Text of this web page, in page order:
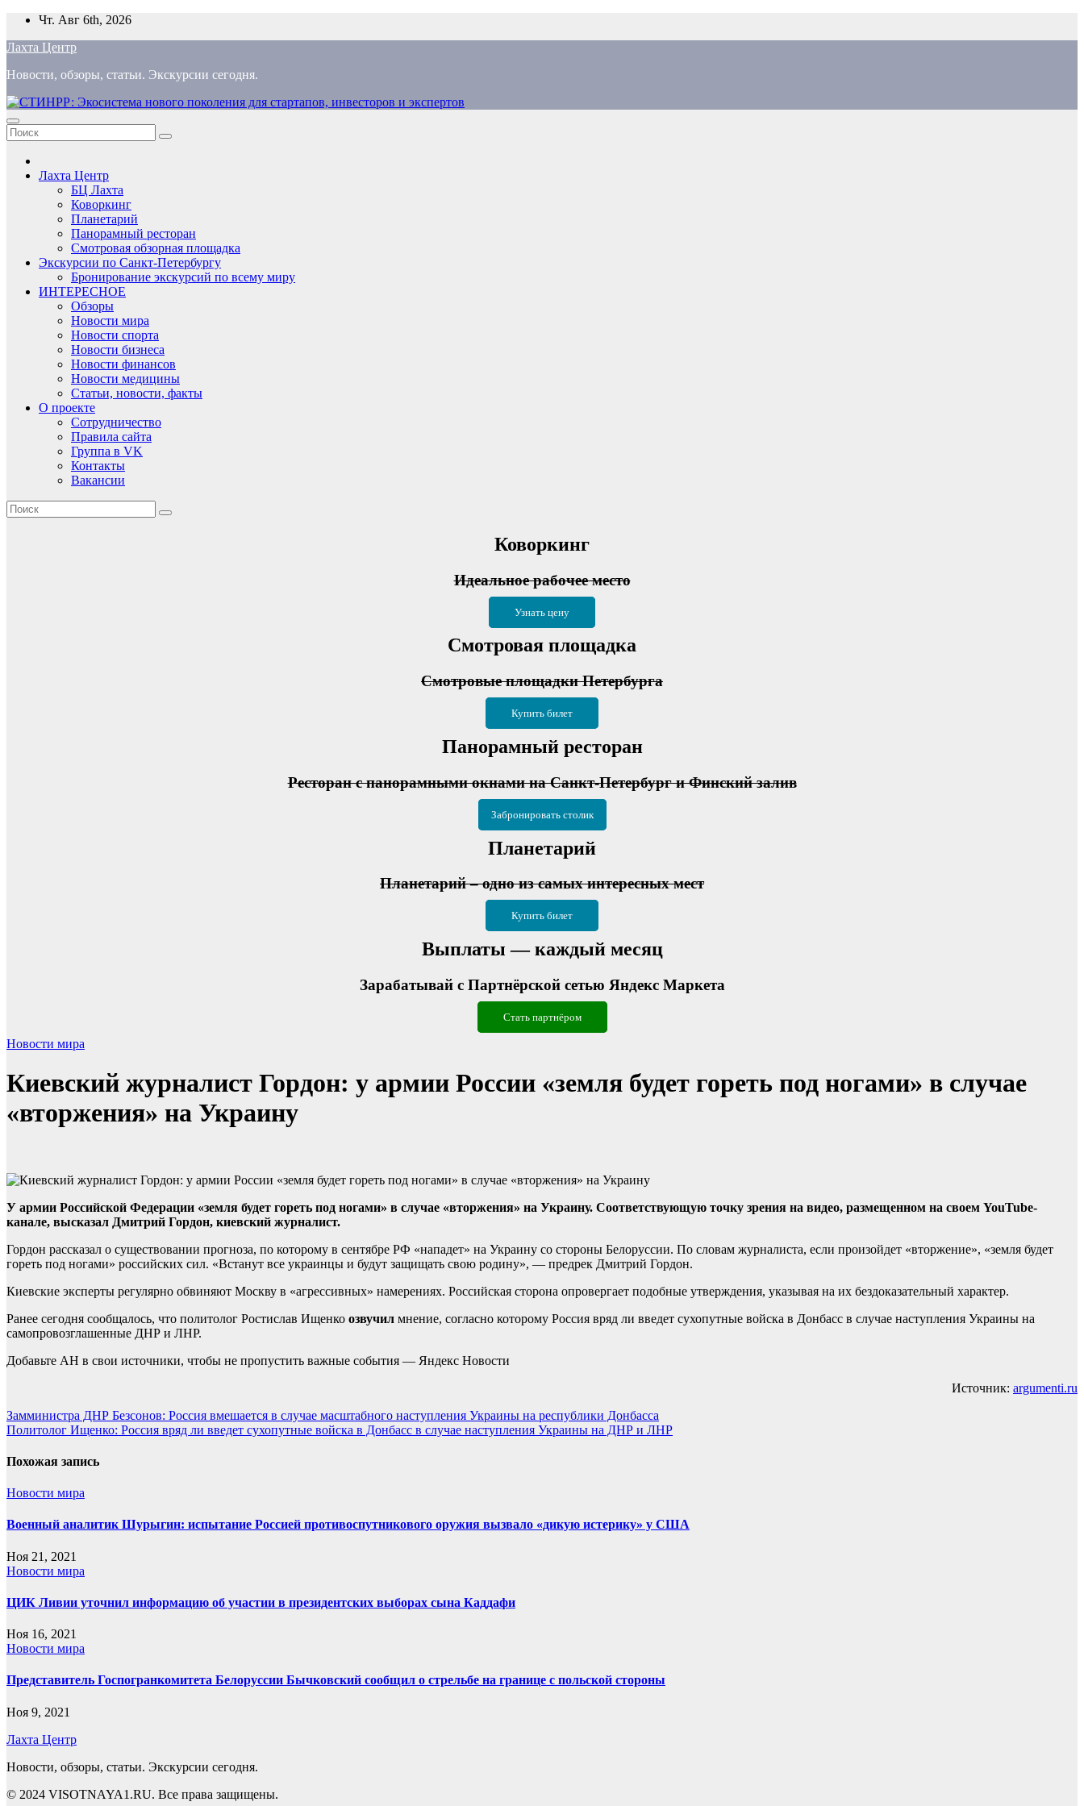
Перейти
содержимому
Чт. Авг 6th, 2026
Лахта Центр
Новости, обзоры, статьи. Экскурсии сегодня.
Лахта Центр
БЦ Лахта
Коворкинг
Планетарий
Панорамный ресторан
Смотровая обзорная площадка
Экскурсии по Санкт-Петербургу
Бронирование экскурсий по всему миру
ИНТЕРЕСНОЕ
Обзоры
Новости мира
Новости спорта
Новости бизнеса
Новости финансов
Новости медицины
Статьи, новости, факты
О проекте
Сотрудничество
Правила сайта
Группа в VK
Контакты
Вакансии
Коворкинг
Идеальное рабочее место
Узнать цену
Смотровая площадка
Смотровые площадки Петербурга
Купить билет
Панорамный ресторан
Ресторан с панорамными окнами на Санкт-Петербург и Финский залив
Забронировать столик
Планетарий
Планетарий – одно из самых интересных мест
Купить билет
Выплаты — каждый месяц
Зарабатывай с Партнёрской сетью Яндекс Маркета
Стать партнёром
Новости мира
Киевский журналист Гордон: у армии России «земля будет гореть под ногами» в случае
«вторжения» на Украину
У армии Российской Федерации «земля будет гореть под ногами» в случае «вторжения» на Украину. Соответствующую точку зрения на видео, размещенном на своем YouTube-
канале, высказал Дмитрий Гордон, киевский журналист.
Гордон рассказал о существовании прогноза, по которому в сентябре РФ «нападет» на Украину со стороны Белоруссии. По словам журналиста, если произойдет «вторжение», «земля будет
гореть под ногами» российских сил. «Встанут все украинцы и будут защищать свою родину», — предрек Дмитрий Гордон.
Киевские эксперты регулярно обвиняют Москву в «агрессивных» намерениях. Российская сторона опровергает подобные утверждения, указывая на их бездоказательный характер.
Ранее сегодня сообщалось, что политолог Ростислав Ищенко озвучил мнение, согласно которому Россия вряд ли введет сухопутные войска в Донбасс в случае наступления Украины на
самопровозглашенные ДНР и ЛНР.
Добавьте АН в свои источники, чтобы не пропустить важные события — Яндекс Новости
Источник: argumenti.ru
Навигация
по
записям
Замминистра ДНР Безсонов: Россия вмешается в случае масштабного наступления Украины на республики Донбасса
Политолог Ищенко: Россия вряд ли введет сухопутные войска в Донбасс в случае наступления Украины на ДНР и ЛНР
Похожая запись
Новости мира
Военный аналитик Шурыгин: испытание Россией противоспутникового оружия вызвало «дикую истерику» у США
Ноя 21, 2021
Новости мира
ЦИК Ливии уточнил информацию об участии в президентских выборах сына Каддафи
Ноя 16, 2021
Новости мира
Представитель Госпогранкомитета Белоруссии Бычковский сообщил о стрельбе на границе с польской стороны
Ноя 9, 2021
Лахта Центр
Новости, обзоры, статьи. Экскурсии сегодня.
© 2024 VISOTNAYA1.RU. Все права защищены.